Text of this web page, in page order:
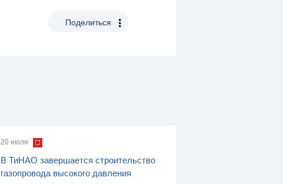
Поделиться
20 июля
В ТиНАО завершается строительство
газопровода высокого давления